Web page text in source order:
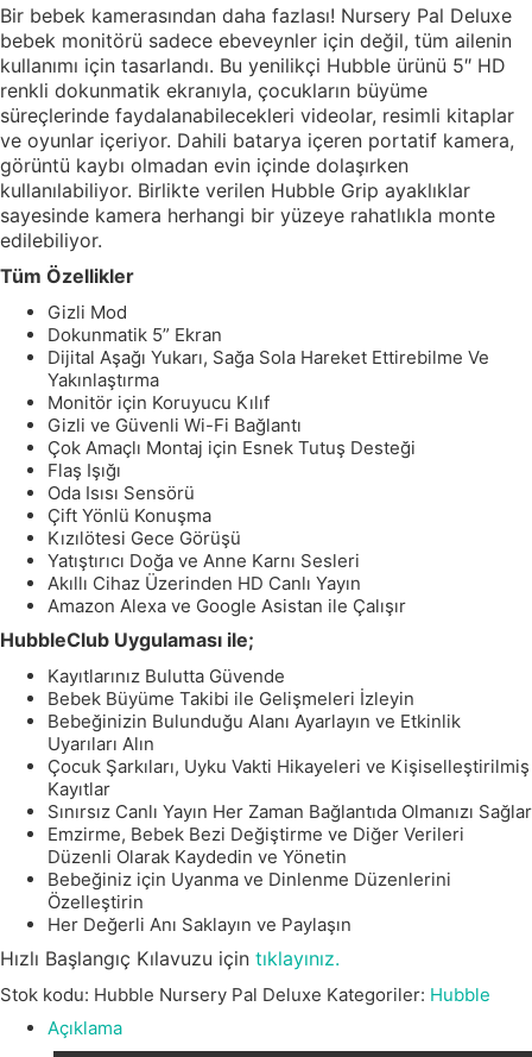
Bir bebek kamerasından daha fazlası! Nursery Pal Deluxe
bebek monitörü sadece ebeveynler için değil, tüm ailenin
kullanımı için tasarlandı. Bu yenilikçi Hubble ürünü 5″ HD
renkli dokunmatik ekranıyla, çocukların büyüme
süreçlerinde faydalanabilecekleri videolar, resimli kitaplar
ve oyunlar içeriyor. Dahili batarya içeren portatif kamera,
görüntü kaybı olmadan evin içinde dolaşırken
kullanılabiliyor. Birlikte verilen Hubble Grip ayaklıklar
sayesinde kamera herhangi bir yüzeye rahatlıkla monte
edilebiliyor.
Tüm Özellikler
Gizli Mod
Dokunmatik 5” Ekran
Dijital Aşağı Yukarı, Sağa Sola Hareket Ettirebilme Ve
Yakınlaştırma
Monitör için Koruyucu Kılıf
Gizli ve Güvenli Wi-Fi Bağlantı
Çok Amaçlı Montaj için Esnek Tutuş Desteği
Flaş Işığı
Oda Isısı Sensörü
Çift Yönlü Konuşma
Kızılötesi Gece Görüşü
Yatıştırıcı Doğa ve Anne Karnı Sesleri
Akıllı Cihaz Üzerinden HD Canlı Yayın
Amazon Alexa ve Google Asistan ile Çalışır
HubbleClub Uygulaması ile;
Kayıtlarınız Bulutta Güvende
Bebek Büyüme Takibi ile Gelişmeleri İzleyin
Bebeğinizin Bulunduğu Alanı Ayarlayın ve Etkinlik
Uyarıları Alın
Çocuk Şarkıları, Uyku Vakti Hikayeleri ve Kişiselleştirilmiş
Kayıtlar
Sınırsız Canlı Yayın Her Zaman Bağlantıda Olmanızı Sağlar
Emzirme, Bebek Bezi Değiştirme ve Diğer Verileri
Düzenli Olarak Kaydedin ve Yönetin
Bebeğiniz için Uyanma ve Dinlenme Düzenlerini
Özelleştirin
Her Değerli Anı Saklayın ve Paylaşın
Hızlı Başlangıç Kılavuzu için tıklayınız.
Stok kodu: Hubble Nursery Pal Deluxe Kategoriler: Hubble
Açıklama